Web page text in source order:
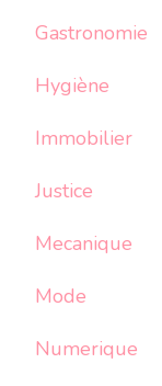
Gastronomie
Hygiène
Immobilier
Justice
Mecanique
Mode
Numerique